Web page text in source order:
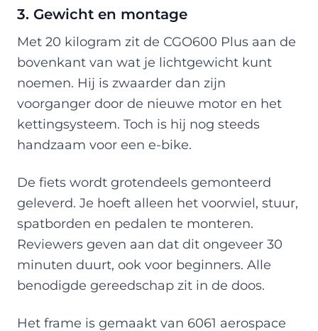
3. Gewicht en montage
Met 20 kilogram zit de CGO600 Plus aan de
bovenkant van wat je lichtgewicht kunt
noemen. Hij is zwaarder dan zijn
voorganger door de nieuwe motor en het
kettingsysteem. Toch is hij nog steeds
handzaam voor een e-bike.
De fiets wordt grotendeels gemonteerd
geleverd. Je hoeft alleen het voorwiel, stuur,
spatborden en pedalen te monteren.
Reviewers geven aan dat dit ongeveer 30
minuten duurt, ook voor beginners. Alle
benodigde gereedschap zit in de doos.
Het frame is gemaakt van 6061 aerospace